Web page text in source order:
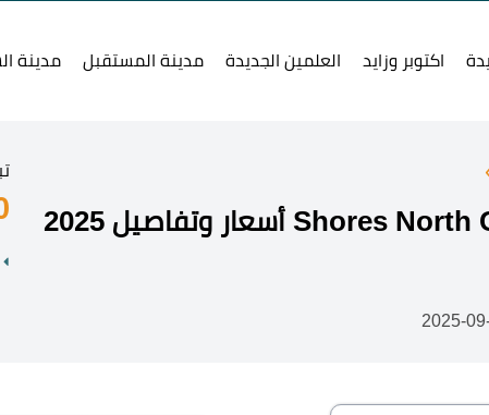
اكتوبر وزايد العلمين الجديدة مدينة المستقبل مدينة